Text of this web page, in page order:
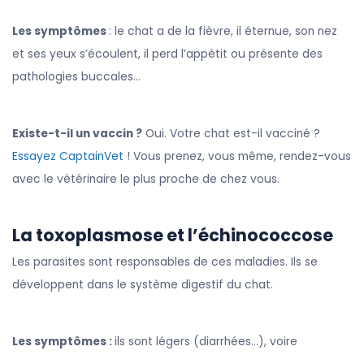
Les symptômes : le chat a de la fièvre, il éternue, son nez
et ses yeux s’écoulent, il perd l’appétit ou présente des
pathologies buccales…
Existe-t-il un vaccin ? Oui. Votre chat est-il vacciné ?
Essayez CaptainVet ! Vous prenez, vous même, rendez-vous
avec le vétérinaire le plus proche de chez vous.
La toxoplasmose et l’échinococcose
Les parasites sont responsables de ces maladies. Ils se
développent dans le système digestif du chat.
Les symptômes :ils sont légers (diarrhées…), voire